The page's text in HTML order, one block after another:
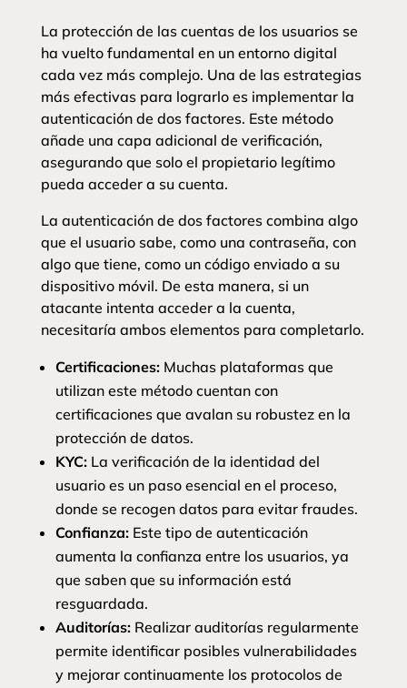
La protección de las cuentas de los usuarios se
ha vuelto fundamental en un entorno digital
cada vez más complejo. Una de las estrategias
más efectivas para lograrlo es implementar la
autenticación de dos factores. Este método
añade una capa adicional de verificación,
asegurando que solo el propietario legítimo
pueda acceder a su cuenta.
La autenticación de dos factores combina algo
que el usuario sabe, como una contraseña, con
algo que tiene, como un código enviado a su
dispositivo móvil. De esta manera, si un
atacante intenta acceder a la cuenta,
necesitaría ambos elementos para completarlo.
Certificaciones:Muchas plataformas que
utilizan este método cuentan con
certificaciones que avalan su robustez en la
protección de datos.
KYC:La verificación de la identidad del
usuario es un paso esencial en el proceso,
donde se recogen datos para evitar fraudes.
Confianza:Este tipo de autenticación
aumenta la confianza entre los usuarios, ya
que saben que su información está
resguardada.
Auditorías:Realizar auditorías regularmente
permite identificar posibles vulnerabilidades
y mejorar continuamente los protocolos de